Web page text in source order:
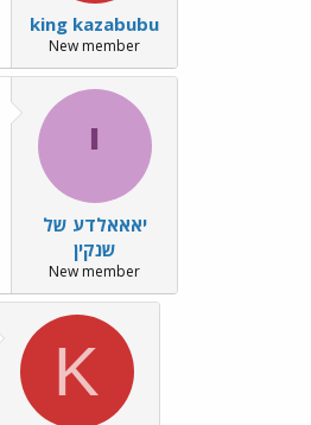
king kazabubu
New member
י
יאאאלדע של
שנקין
New member
K